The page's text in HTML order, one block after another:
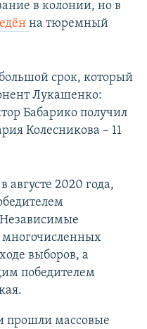
в колонии, но в
на тюремный
срок, который
Лукашенко:
Бабарико получил
Колесникова – 11
2020 года,
многочисленных
выборов, а
победителем
прошли массовые